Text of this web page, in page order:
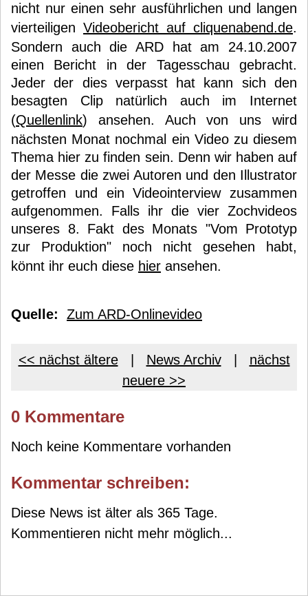
nicht nur einen sehr ausführlichen und langen
vierteiligen Videobericht auf cliquenabend.de.
Sondern auch die ARD hat am 24.10.2007
einen Bericht in der Tagesschau gebracht.
Jeder der dies verpasst hat kann sich den
besagten Clip natürlich auch im Internet
(Quellenlink) ansehen. Auch von uns wird
nächsten Monat nochmal ein Video zu diesem
Thema hier zu finden sein. Denn wir haben auf
der Messe die zwei Autoren und den Illustrator
getroffen und ein Videointerview zusammen
aufgenommen. Falls ihr die vier Zochvideos
unseres 8. Fakt des Monats "Vom Prototyp
zur Produktion" noch nicht gesehen habt,
könnt ihr euch diese hier ansehen.
Quelle: Zum ARD-Onlinevideo
<< nächst ältere| News Archiv| nächst
neuere >>
0 Kommentare
Noch keine Kommentare vorhanden
Kommentar schreiben:
Diese News ist älter als 365 Tage.
Kommentieren nicht mehr möglich...